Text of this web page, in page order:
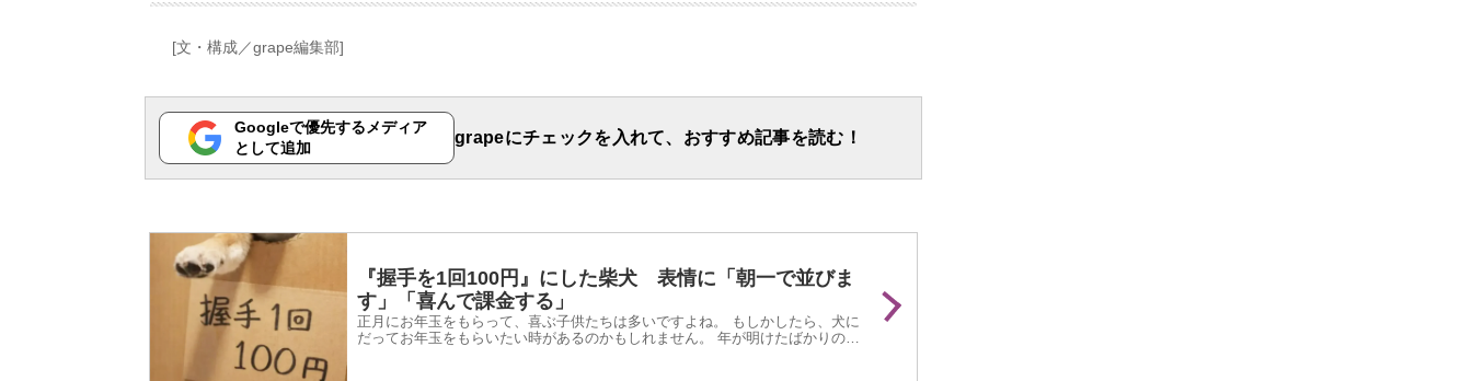
[文・構成／grape編集部]
Googleで優先するメディア
として追加
grapeにチェックを入れて、おすすめ記事を読む！
『握手を1回100円』にした柴犬 表情に「朝一で並びま
す」「喜んで課金する」
正月にお年玉をもらって、喜ぶ子供たちは多いですよね。 もしかしたら、犬に
だってお年玉をもらいたい時があるのかもしれません。 年が明けたばかりの